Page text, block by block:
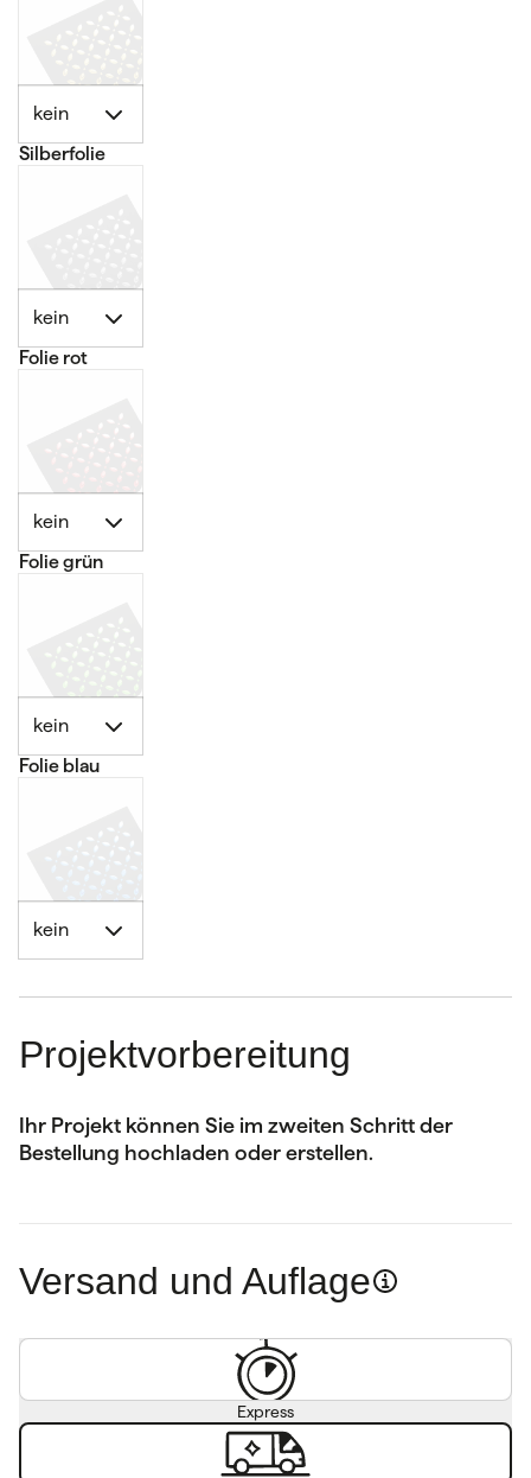
kein
Silberfolie
kein
Folie rot
kein
Folie grün
kein
Folie blau
kein
Projektvorbereitung
Ihr Projekt können Sie im zweiten Schritt der
Bestellung hochladen oder erstellen.
Versand und Auflage
Express